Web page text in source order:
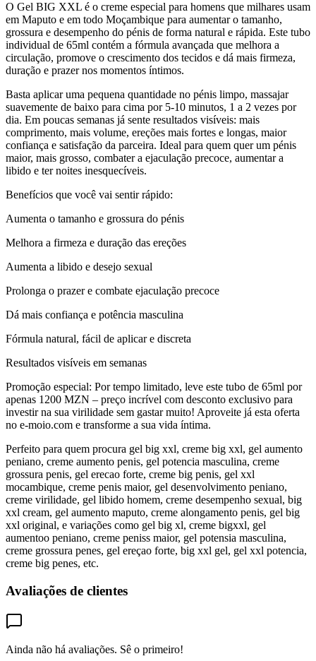
O Gel BIG XXL é o creme especial para homens que milhares usam
em Maputo e em todo Moçambique para aumentar o tamanho,
grossura e desempenho do pénis de forma natural e rápida. Este tubo
individual de 65ml contém a fórmula avançada que melhora a
circulação, promove o crescimento dos tecidos e dá mais firmeza,
duração e prazer nos momentos íntimos.
Basta aplicar uma pequena quantidade no pénis limpo, massajar
suavemente de baixo para cima por 5-10 minutos, 1 a 2 vezes por
dia. Em poucas semanas já sente resultados visíveis: mais
comprimento, mais volume, ereções mais fortes e longas, maior
confiança e satisfação da parceira. Ideal para quem quer um pénis
maior, mais grosso, combater a ejaculação precoce, aumentar a
libido e ter noites inesquecíveis.
Benefícios que você vai sentir rápido:
Aumenta o tamanho e grossura do pénis
Melhora a firmeza e duração das ereções
Aumenta a libido e desejo sexual
Prolonga o prazer e combate ejaculação precoce
Dá mais confiança e potência masculina
Fórmula natural, fácil de aplicar e discreta
Resultados visíveis em semanas
Promoção especial: Por tempo limitado, leve este tubo de 65ml por
apenas 1200 MZN – preço incrível com desconto exclusivo para
investir na sua virilidade sem gastar muito! Aproveite já esta oferta
no e-moio.com e transforme a sua vida íntima.
Perfeito para quem procura gel big xxl, creme big xxl, gel aumento
peniano, creme aumento penis, gel potencia masculina, creme
grossura penis, gel erecao forte, creme big penis, gel xxl
mocambique, creme penis maior, gel desenvolvimento peniano,
creme virilidade, gel libido homem, creme desempenho sexual, big
xxl cream, gel aumento maputo, creme alongamento penis, gel big
xxl original, e variações como gel big xl, creme bigxxl, gel
aumentoo peniano, creme peniss maior, gel potensia masculina,
creme grossura penes, gel ereçao forte, big xxl gel, gel xxl potencia,
creme big penes, etc.
Avaliações de clientes
Ainda não há avaliações. Sê o primeiro!